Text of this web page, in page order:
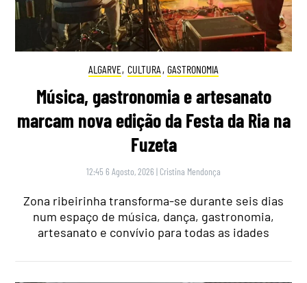
ALGARVE, CULTURA , GASTRONOMIA
Música, gastronomia e artesanato
marcam nova edição da Festa da Ria na
Fuzeta
12:45 6 Agosto, 2026 | Cristina Mendonça
Zona ribeirinha transforma-se durante seis dias
num espaço de música, dança, gastronomia,
artesanato e convívio para todas as idades